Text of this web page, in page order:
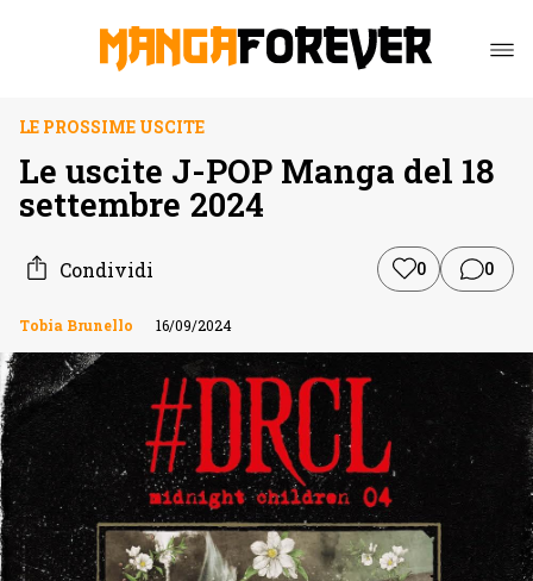
LE PROSSIME USCITE
Le uscite J-POP Manga del 18
settembre 2024
Condividi 0 0
Tobia Brunello 16/09/2024